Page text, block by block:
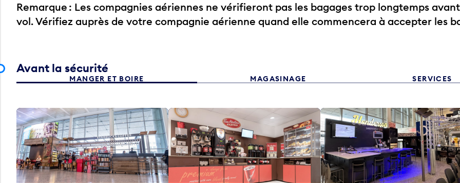
Remarque : Les compagnies aériennes ne vérifieront pas les bagages trop longtemps
vol. Vérifiez auprès de votre compagnie aérienne quand elle commencera à accepter les
Avant la sécurité
MANGER ET BOIRE MAGASINAGE SERVICES